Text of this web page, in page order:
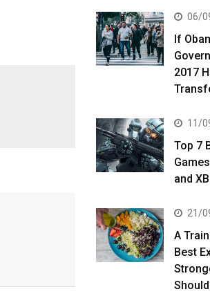
06/
If
2017
11/
Top 7
and
21/
A
Best